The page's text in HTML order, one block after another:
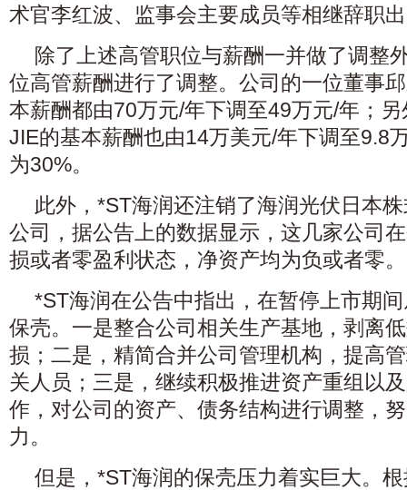
术官李红波、监事会主要成员等相继辞职
除了上述高管职位与薪酬一并做了调整
位高管薪酬进行了调整。公司的一位董事
本薪酬都由70万元/年下调至49万元/年；
JIE的基本薪酬也由14万美元/年下调至9.8
为30%。
此外，*ST海润还注销了海润光伏日本
公司，据公告上的数据显示，这几家公司
损或者零盈利状态，净资产均为负或者零。
*ST海润在公告中指出，在暂停上市期
保壳。一是整合公司相关生产基地，剥离
损；二是，精简合并公司管理机构，提高
关人员；三是，继续积极推进资产重组以
作，对公司的资产、债务结构进行调整，
力。
但是，*ST海润的保壳压力着实巨大。